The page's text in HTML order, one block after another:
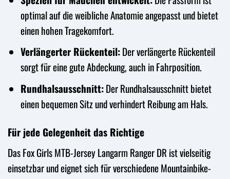
optimal auf die weibliche Anatomie angepasst und bietet
einen hohen Tragekomfort.
Verlängerter Rückenteil:Der verlängerte Rückenteil
sorgt für eine gute Abdeckung, auch in Fahrposition.
Rundhalsausschnitt:Der Rundhalsausschnitt bietet
einen bequemen Sitz und verhindert Reibung am Hals.
Für jede Gelegenheit das Richtige
Das Fox Girls MTB-Jersey Langarm Ranger DR ist vielseitig
einsetzbar und eignet sich für verschiedene Mountainbike-